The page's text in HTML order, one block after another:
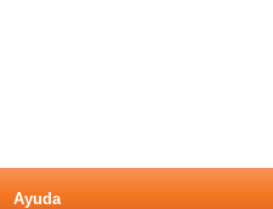
Ayuda